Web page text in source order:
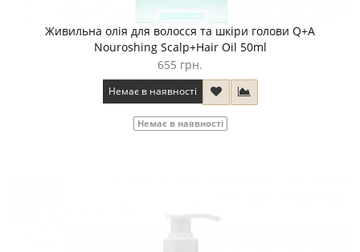
Живильна олія для волосся та шкіри голови Q+A
Nouroshing Scalp+Hair Oil 50ml
655 грн.
Немає в наявності
Немає в наявності